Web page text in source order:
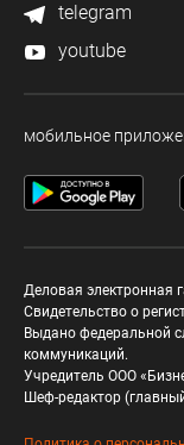
telegram
youtube
мобильное
Деловая электронная
Свидетельство о
Выдано федеральной
коммуникаций.
Учредитель ООО
Шеф-редактор